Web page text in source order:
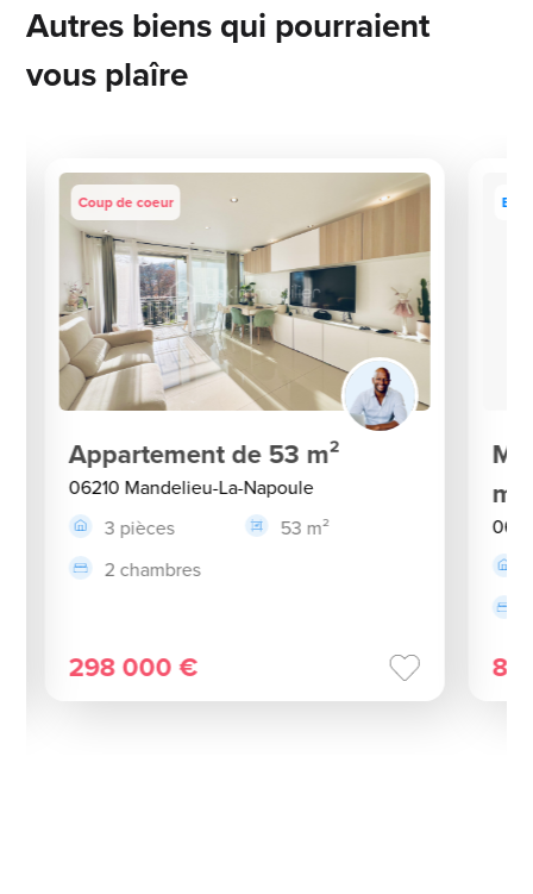
Autres biens qui pourraient
vous plaîre
Coup de coeur
Appartement de 53 m²
06210 Mandelieu-La-Napoule
3 pièces
53 m²
2 chambres
298 000 €
m²